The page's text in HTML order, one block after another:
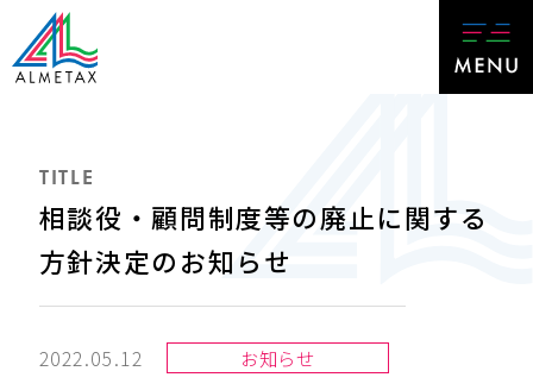
TITLE
相談役・顧問制度等の廃止に関する
方針決定のお知らせ
2022.05.12 お知らせ